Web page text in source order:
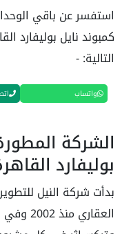
استفسر عن باقي
كمبوند نايل بوليفارد
التالية: -
واتساب
الشركة
بوليفارد
بدأت شركة النيل